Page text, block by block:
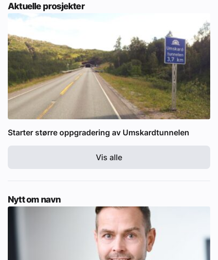
Aktuelle prosjekter
Starter større oppgradering av Umskardtunnelen
Vis alle
Nytt om navn